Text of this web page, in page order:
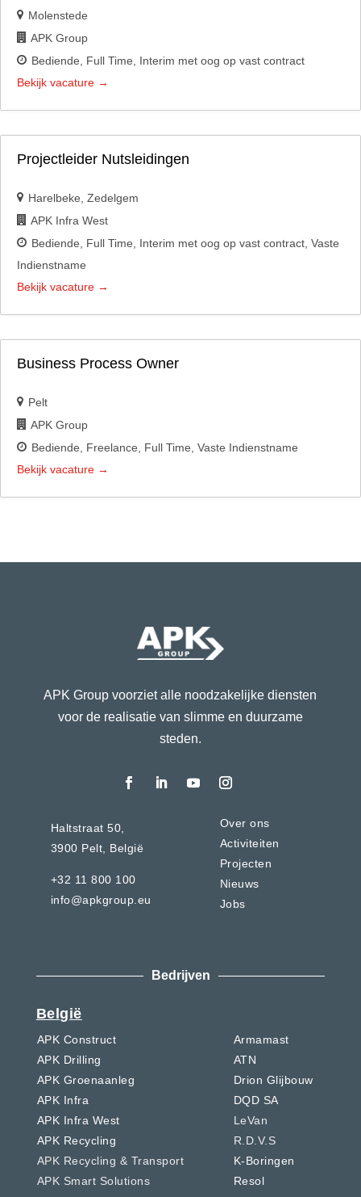
Molenstede
APK Group
Bediende
Full Time
Interim met oog op vast contract
Bekijk vacature
Projectleider Nutsleidingen
Harelbeke Zedelgem
APK Infra West
Bediende
Full Time Interim met oog op vast contract Vaste
Indienstname
Bekijk vacature
Business Process Owner
Pelt
APK Group
Bediende
Freelance Full Time Vaste Indienstname
Bekijk vacature
APK Group voorziet alle noodzakelijke diensten
voor de realisatie van slimme en duurzame
steden.
Haltstraat 50,
3900 Pelt, België
+32 11 800 100
info@apkgroup.eu
Over ons
Activiteiten
Projecten
Nieuws
Jobs
Bedrijven
België
APK Construct
APK Drilling
APK Groenaanleg
APK Infra
APK Infra West
APK Recycling
APK Recycling & Transport
APK Smart Solutions
Armamast
ATN
Drion Glijbouw
DQD SA
LeVan
R.D.V.S
K-Boringen
Resol